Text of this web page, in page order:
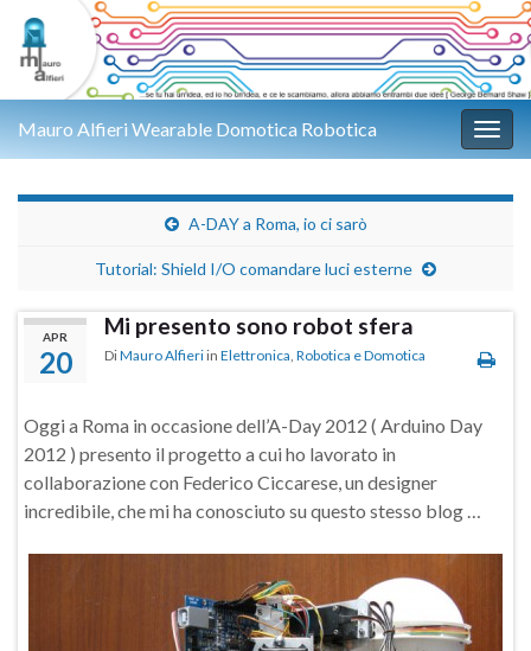
Mauro Alfieri Wearable Domotica Robotica
A-DAY a Roma, io ci sarò
Tutorial: Shield I/O comandare luci esterne
APR
20
Mi presento sono robot sfera
DiMauro Alfieri in Elettronica, Robotica e Domotica
Oggi a Roma in occasione dell’A-Day 2012 ( Arduino Day
2012 ) presento il progetto a cui ho lavorato in
collaborazione con Federico Ciccarese, un designer
incredibile, che mi ha conosciuto su questo stesso blog …